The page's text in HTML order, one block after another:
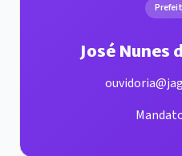
José Nunes